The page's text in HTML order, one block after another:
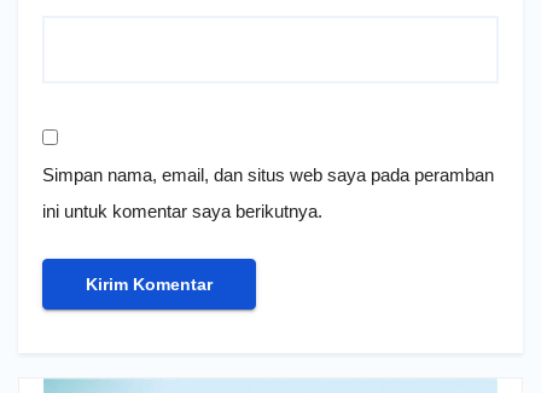
Simpan nama, email, dan situs web saya pada peramban
ini untuk komentar saya berikutnya.